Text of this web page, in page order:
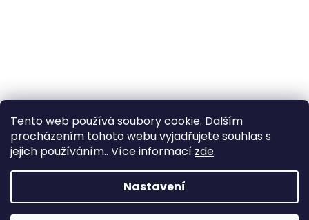
Tento web používá soubory cookie. Dalším
procházením tohoto webu vyjadřujete souhlas s
jejich používáním.. Více informací zde.
Nastavení